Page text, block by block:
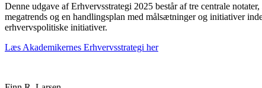
Denne udgave af Erhvervsstrategi 2025 består af tre centrale
megatrends og en handlingsplan med målsætninger og initiativer
erhvervspolitiske initiativer.
Læs Akademikernes Erhvervsstrategi her